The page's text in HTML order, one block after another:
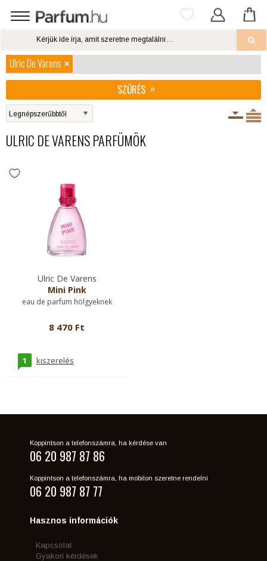
Ulric De Varens
SZŰRÉS
ULRIC DE VARENS PARFÜMÖK
Ulric De Varens
Mini Pink
eau de parfum hölgyeknek
8 470 Ft
1 kiszerelés
Koppintson a telefonszámra, ha kérdése van
06 20 987 87 86
Koppintson a telefonszámra, ha mobilon szeretne rendelni
06 20 987 87 77
Hasznos információk
Kapcsolat
Gyakori kérdések